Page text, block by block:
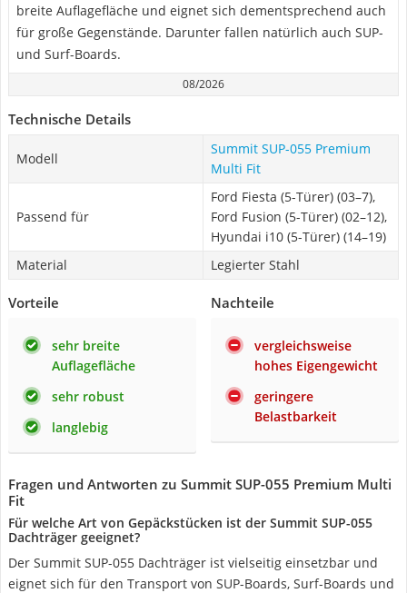
breite Auflagefläche und eignet sich dementsprechend auch
für große Gegenstände. Darunter fallen natürlich auch SUP-
und Surf-Boards.
08/2026
Technische Details
Modell
Summit SUP-055 Premium
Multi Fit
Passend für
Ford Fiesta (5-Türer) (03–7),
Ford Fusion (5-Türer) (02–12),
Hyundai i10 (5-Türer) (14–19)
Material
Legierter Stahl
Vorteile
sehr breite
Auflagefläche
sehr robust
langlebig
Nachteile
vergleichsweise
hohes Eigengewicht
geringere
Belastbarkeit
Fragen und Antworten zu Summit SUP-055 Premium Multi
Fit
Für welche Art von Gepäckstücken ist der Summit SUP-055
Dachträger geeignet?
Der Summit SUP-055 Dachträger ist vielseitig einsetzbar und
eignet sich für den Transport von SUP-Boards, Surf-Boards und